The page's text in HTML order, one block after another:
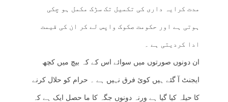
مدت کرایہ داری کی تکمیل تک سڑک مکمل ہو چکی
ہوتی ہے اور حکومت صکوک واپس لے کر ان کی قیمت
ادا کردیتی ہے ۔
ان دونوں صورتوں میں سوائے اس کے کہ بیچ میں کچھ
ایجنٹ آ گئے ہیں کوئ فرق نہیں ہے ۔ حرام کو حلال کرنے
کا حیلہ کیا گیا ہے ورنہ دونوں جگہ کا ما حصل ایک ہے کہ